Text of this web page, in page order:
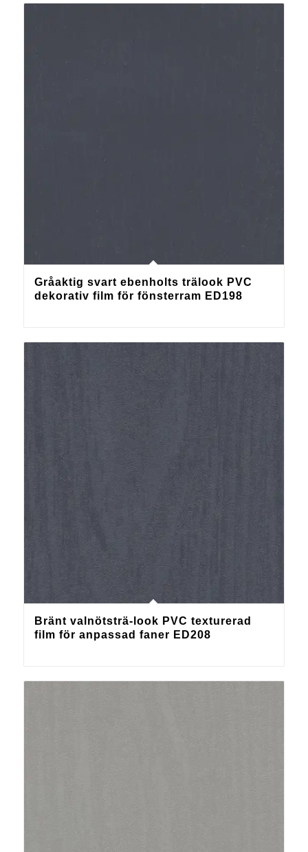
Gråaktig svart ebenholts trälook PVC
dekorativ film för fönsterram ED198
Bränt valnötsträ-look PVC texturerad
film för anpassad faner ED208